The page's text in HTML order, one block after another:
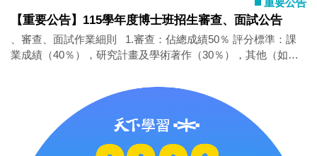
【重要公告】115學年度博士班招生審查、面試公告
、審查、面試作業細則 1.審查：佔總成績50％ 評分標準：課
業成績（40％），研究計畫及學術著作（30％），其他（如自
析、志趣等）（60％）， 言辭（20％），外語能力（20％）。
二、面試說明 1. 日期：115年5月8日（週五） 2. 時間：請
參閱面試日程表 表列面試時間為預計面試時間，實際面試時間
請依現場面試情形為主。 3. 地點：政治學研究所（面對行政